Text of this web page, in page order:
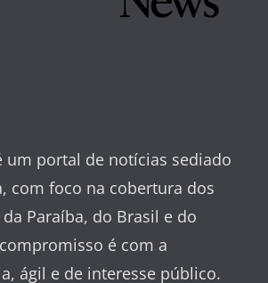
um portal de notícias sediado
com foco na cobertura dos
Paraíba, do Brasil e do
é com a
ágil e de interesse público.